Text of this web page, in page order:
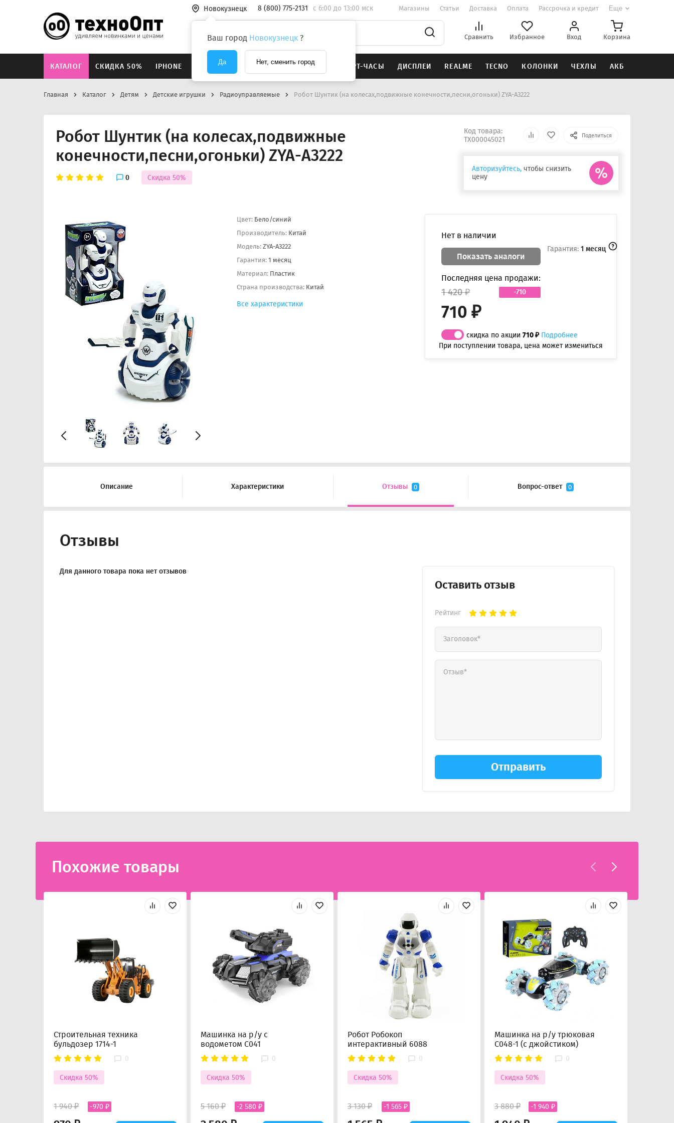
Новокузнецк
Ваш город Новокузнецк ?
Да Нет, сменить город
8 (800) 775-2131 c 6:00 до 13:00 мск Магазины Статьи Доставка Оплата Рассрочка и кредит Еще
Сравнить Избранное Вход Корзина
КАТАЛОГ СКИДКА 50% IPHONE XIAOMI SAMSUNG НАУШНИКИ СМАРТ-ЧАСЫ ДИСПЛЕИ REALME TECNO КОЛОНКИ ЧЕХЛЫ АКБ
Главная Каталог Детям Детские игрушки Радиоуправляемые Робот Шунтик (на колесах,подвижные конечности,песни,огоньки) ZYA-A3222
Робот Шунтик (на колесах,подвижные
конечности,песни,огоньки) ZYA-A3222
0 Скидка 50%
Код товара:
ТХ000045021
Поделиться
Авторизуйтесь, чтобы снизить
цену
Цвет: Бело/синий
Производитель: Китай
Модель: ZYA-A3222
Гарантия: 1 месяц
Материал: Пластик
Страна производства: Китай
Все характеристики
Нет в наличии
Показать аналоги
Гарантия: 1 месяц
Последняя цена продажи:
-710
1 420 ₽
710 ₽
скидка по акции 710 ₽ Подробнее
При поступлении товара, цена может измениться
Описание Характеристики Отзывы 0 Вопрос-ответ 0
Отзывы
Для данного товара пока нет отзывов
Оставить отзыв
Рейтинг
Отправить
Похожие товары
Строительная техника
бульдозер 1714-1
0
Скидка 50%
1 940 ₽ -970 ₽
Машинка на р/у с
водометом C041
0
Скидка 50%
5 160 ₽ -2 580 ₽
Робот Робокоп
интерактивный 6088
0
Скидка 50%
3 130 ₽ -1 565 ₽
Машинка на р/у трюковая
C048-1 (с джойстиком)
0
Скидка 50%
3 880 ₽ -1 940 ₽